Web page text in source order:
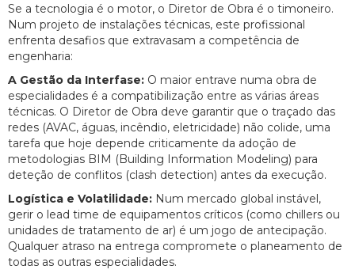
Se a tecnologia é o motor, o Diretor de Obra é o timoneiro.
Num projeto de instalações técnicas, este profissional
enfrenta desafios que extravasam a competência de
engenharia:
A Gestão da Interfase: O maior entrave numa obra de
especialidades é a compatibilização entre as várias áreas
técnicas. O Diretor de Obra deve garantir que o traçado das
redes (AVAC, águas, incêndio, eletricidade) não colide, uma
tarefa que hoje depende criticamente da adoção de
metodologias BIM (Building Information Modeling) para
deteção de conflitos (clash detection) antes da execução.
Logística e Volatilidade: Num mercado global instável,
gerir o lead time de equipamentos críticos (como chillers ou
unidades de tratamento de ar) é um jogo de antecipação.
Qualquer atraso na entrega compromete o planeamento de
todas as outras especialidades.